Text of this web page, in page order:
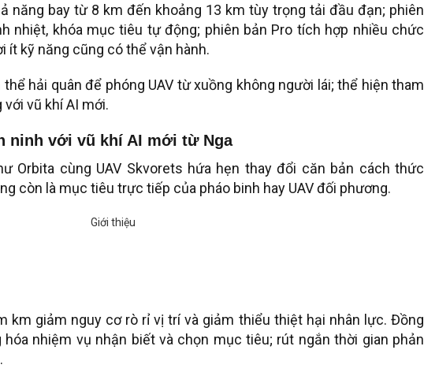
năng bay từ 8 km đến khoảng 13 km tùy trọng tải đầu đạn; phiên
nhiệt, khóa mục tiêu tự động; phiên bản Pro tích hợp nhiều chức
ít kỹ năng cũng có thể vận hành.
hải quân để phóng UAV từ xuồng không người lái; thể hiện tham
vũ khí AI mới.
ninh với vũ khí AI mới từ Nga
Orbita cùng UAV Skvorets hứa hẹn thay đổi căn bản cách thức
còn là mục tiêu trực tiếp của pháo binh hay UAV đối phương.
km giảm nguy cơ rò rỉ vị trí và giảm thiểu thiệt hại nhân lực. Đồng
nhiệm vụ nhận biết và chọn mục tiêu; rút ngắn thời gian phản